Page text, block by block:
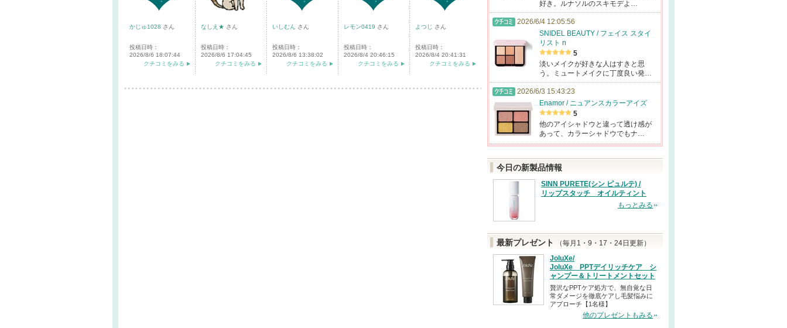
かじゅ1028 さん
投稿日時：
2026/8/6 18:07:44
クチコミをみる
なしえ★ さん
投稿日時：
2026/8/6 17:04:45
クチコミをみる
いしむん さん
投稿日時：
2026/8/6 13:38:02
クチコミをみる
レモン0419 さん
投稿日時：
2026/8/4 20:46:15
クチコミをみる
よつじ さん
投稿日時：
2026/8/4 20:41:31
クチコミをみる
好き。ルナソルのスキモデよ…
2026/6/4 12:05:56
SNIDEL BEAUTY / フェイス スタイ
リスト n
5
淡いメイクが好きな人はすきと思
う。ミュートメイクに丁度良い発…
2026/6/3 15:43:23
Enamor / ニュアンスカラーアイズ
5
他のアイシャドウと違って透け感が
あって、カラーシャドウでもナ…
今日の新製品情報
SINN PURETE(シン ピュルテ) /
リップスタッチ オイルティント
もっとみる
最新プレゼント
（毎月1・9・17・24日更新）
JoluXe/
JoluXe PPTデイリッチケア シ
ャンプー＆トリートメントセット
贅沢なPPTケア処方で、無自覚な日
常ダメージを徹底ケアし毛髪悩みに
アプローチ【1名様】
他のプレゼントもみる